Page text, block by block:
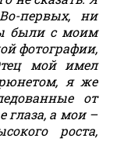
первых, ни
были с моим
фотографии,
мой имел
я же
от
глаза, а мои –
роста,